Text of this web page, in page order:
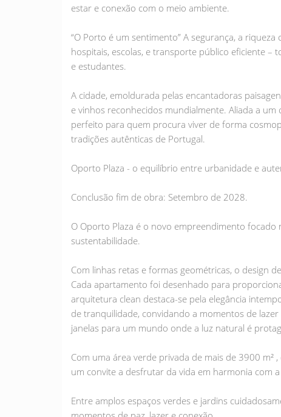
estar e conexão com o meio ambiente.
“O Porto é um sentimento” A segurança, a
hospitais, escolas, e transporte público eficiente –
e estudantes.
A cidade, emoldurada pelas encantadoras
e vinhos reconhecidos mundialmente. Aliada a
perfeito para quem procura viver de forma
tradições autênticas de Portugal.
Oporto Plaza - o equilíbrio entre urbanidade e
Conclusão fim de obra: Setembro de 2028.
O Oporto Plaza é o novo empreendimento
sustentabilidade.
Com linhas retas e formas geométricas, o design
Cada apartamento foi desenhado para
arquitetura clean destaca-se pela elegância
de tranquilidade, convidando a momentos de
janelas para um mundo onde a luz natural é
Com uma área verde privada de mais de 3900
um convite a desfrutar da vida em harmonia com
Entre amplos espaços verdes e jardins